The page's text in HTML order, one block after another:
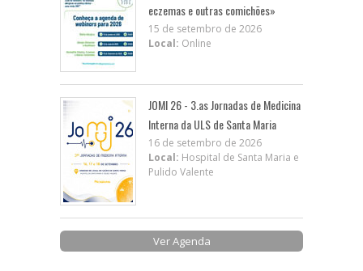
eczemas e outras comichões»
15 de setembro de 2026
Local: Online
JOMI 26 - 3.as Jornadas de Medicina
Interna da ULS de Santa Maria
16 de setembro de 2026
Local: Hospital de Santa Maria e
Pulido Valente
Ver Agenda